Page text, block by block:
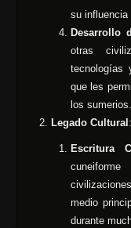
su
Desarrollo
otras
tecnologías
que les
los sumerios.
Legado Cultural :
Escritura
medio
durante